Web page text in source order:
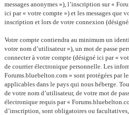
messages anonymes »), l’inscription sur «
ici par « votre compte ») et les messages que
inscription et lors de votre connexion
Votre compte contiendra au minimum un
votre nom d’utilisateur »), un mot de passe
connecter à votre compte (désigné ici par «
de courrier électronique personnelle. Les
Forums.bluebelton.com » sont protégées par
applicables dans le pays qui nous héberge.
de votre nom d’utilisateur, de votre mot de
électronique requis par «
d’inscription, sont obligatoires ou